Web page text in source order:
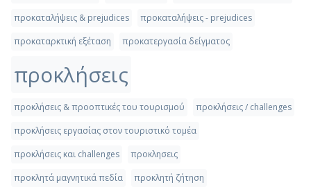
προκαταλήψεις & prejudices
προκαταλήψεις - prejudices
προκαταρκτική εξέταση
προκατεργασία δείγματος
προκλήσεις
προκλήσεις & προοπτικές του τουρισμού
προκλήσεις / challenges
προκλήσεις εργασίας στον τουριστικό τομέα
προκλήσεις και challenges
προκλησεις
προκλητά μαγνητικά πεδία
προκλητή ζήτηση